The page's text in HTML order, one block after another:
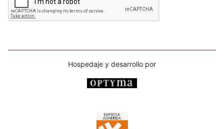
Hospedaje y desarrollo por